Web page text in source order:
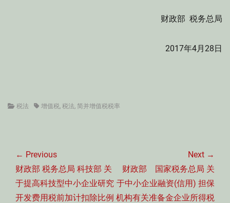
财政部 税务总局
2017年4月28日
Categories
税法 Tags增值税, 税法, 简并增值税税率
章
导
航
← Previous
Previous
post:
财政部 税务总局 科技部 关
于提高科技型中小企业研究
开发费用税前加计扣除比例
Next →
Next
post:
财政部 国家税务总局 关
于中小企业融资(信用) 担保
机构有关准备金企业所得税